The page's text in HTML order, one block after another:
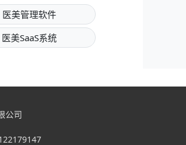
医美管理软件
医美SaaS系统
公司